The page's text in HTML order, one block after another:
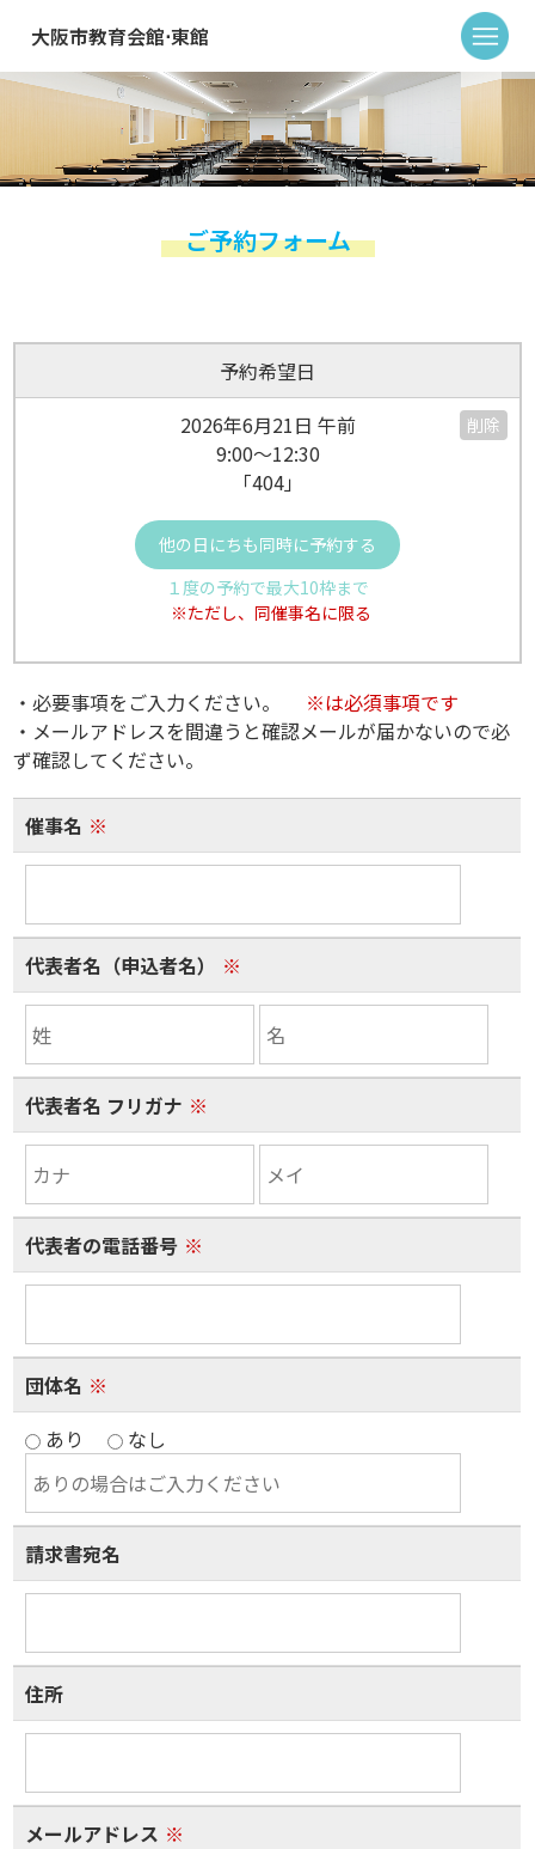
大阪市教育会館⋅東館
ご予約フォーム
予約希望日
2026年6月21日 午前
9:00～12:30
「404」
削除
他の日にちも同時に予約する
１度の予約で最大10枠まで
※ただし、同催事名に限る
・必要事項をご入力ください。
※は必須事項です
・メールアドレスを間違うと確認メールが届かないので必
ず確認してください。
催事名 ※
代表者名（申込者名） ※
代表者名 フリガナ ※
代表者の電話番号 ※
団体名 ※
あり
なし
請求書宛名
住所
メールアドレス ※